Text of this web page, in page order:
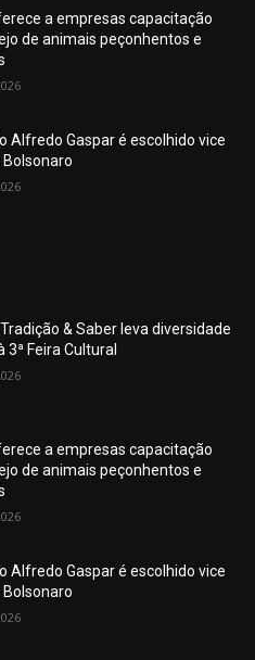
a empresas capacitação
de animais peçonhentos e
Alfredo Gaspar é escolhido vice
Bolsonaro
& Saber leva diversidade
3ª Feira Cultural
a empresas capacitação
de animais peçonhentos e
Alfredo Gaspar é escolhido vice
Bolsonaro